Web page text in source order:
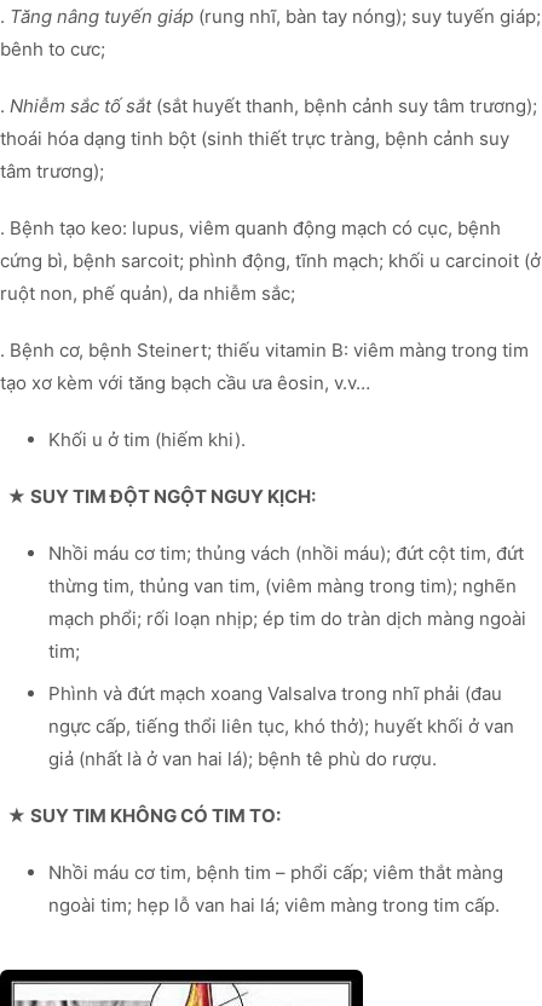
. Tăng nâng tuyến giáp (rung nhĩ, bàn tay nóng); suy tuyến giáp;
bênh to cưc;
. Nhiễm sắc tố sắt(sắt huyết thanh, bệnh cảnh suy tâm trương);
thoái hóa dạng tinh bột (sinh thiết trực tràng, bệnh cảnh suy
tâm trương);
. Bệnh tạo keo: lupus, viêm quanh động mạch có cục, bệnh
cứng bì, bệnh sarcoit; phình động, tĩnh mạch; khối u carcinoit (ở
ruột non, phế quản), da nhiễm sắc;
. Bệnh cơ, bệnh Steinert; thiếu vitamin B: viêm màng trong tim
tạo xơ kèm với tăng bạch cầu ưa êosin, v.v…
Khối u ở tim (hiếm khi).
★ SUY TIM ĐỘT NGỘT NGUY KỊCH:
Nhồi máu cơ tim; thủng vách (nhồi máu); đứt cột tim, đứt
thừng tim, thủng van tim, (viêm màng trong tim); nghẽn
mạch phổi; rối loạn nhịp; ép tim do tràn dịch màng ngoài
tim;
Phình và đứt mạch xoang Valsalva trong nhĩ phải (đau
ngực cấp, tiếng thổi liên tục, khó thở); huyết khối ở van
giả (nhất là ở van hai lá); bệnh tê phù do rượu.
★ SUY TIM KHÔNG CÓ TIM TO:
Nhồi máu cơ tim, bệnh tim – phổi cấp; viêm thắt màng
ngoài tim; hẹp lỗ van hai lá; viêm màng trong tim cấp.